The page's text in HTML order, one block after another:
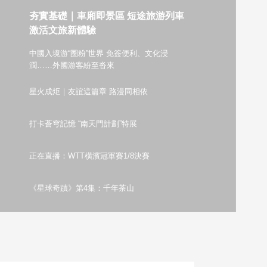
汽車 數智 5G 産業+
夯實基礎｜車廂即景區 短途旅游列車
激活文旅新體驗
中國入境游“圈粉”世界 免簽便利、文化浸
潤……外國游客紛至沓來
星火成炬｜友誼這篇章 路漫同相依
打卡蒼穹記憶 “南天門計劃”特展
正在直播：WTT橫濱冠軍賽1/8決賽
《星球奇蹟》第4集：千年茶山